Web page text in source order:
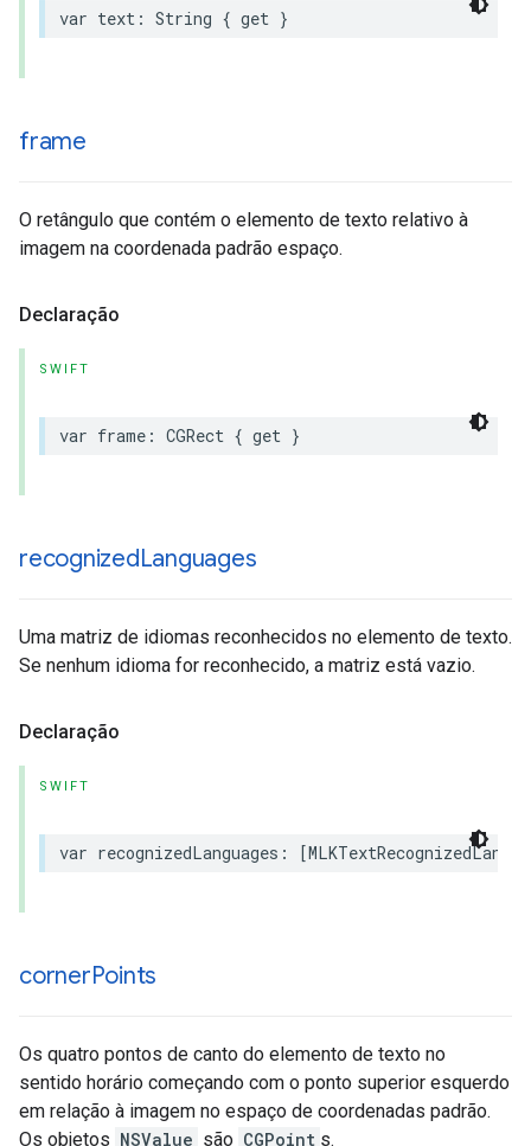
var text : String { get }
frame
O retângulo que contém o elemento de texto relativo à
imagem na coordenada padrão espaço.
Declaração
SWIFT
var frame : CGRect { get }
recognizedLanguages
Uma matriz de idiomas reconhecidos no elemento de texto.
Se nenhum idioma for reconhecido, a matriz está vazio.
Declaração
SWIFT
var recognizedLanguages : [
cornerPoints
Os quatro pontos de canto do elemento de texto no
sentido horário começando com o ponto superior esquerdo
em relação à imagem no espaço de coordenadas padrão.
Os objetos NSValue são CGPoint s.